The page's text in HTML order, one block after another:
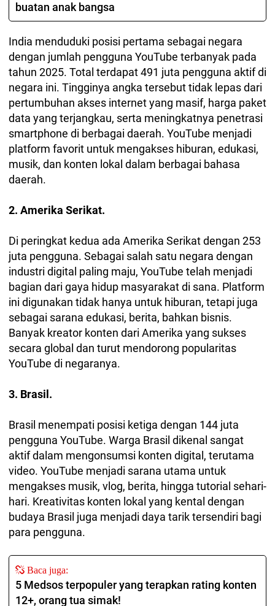
buatan anak bangsa
India menduduki posisi pertama sebagai negara
dengan jumlah pengguna YouTube terbanyak pada
tahun 2025. Total terdapat 491 juta pengguna aktif di
negara ini. Tingginya angka tersebut tidak lepas dari
pertumbuhan akses internet yang masif, harga paket
data yang terjangkau, serta meningkatnya penetrasi
smartphone di berbagai daerah. YouTube menjadi
platform favorit untuk mengakses hiburan, edukasi,
musik, dan konten lokal dalam berbagai bahasa
daerah.
2. Amerika Serikat.
Di peringkat kedua ada Amerika Serikat dengan 253
juta pengguna. Sebagai salah satu negara dengan
industri digital paling maju, YouTube telah menjadi
bagian dari gaya hidup masyarakat di sana. Platform
ini digunakan tidak hanya untuk hiburan, tetapi juga
sebagai sarana edukasi, berita, bahkan bisnis.
Banyak kreator konten dari Amerika yang sukses
secara global dan turut mendorong popularitas
YouTube di negaranya.
3. Brasil.
Brasil menempati posisi ketiga dengan 144 juta
pengguna YouTube. Warga Brasil dikenal sangat
aktif dalam mengonsumsi konten digital, terutama
video. YouTube menjadi sarana utama untuk
mengakses musik, vlog, berita, hingga tutorial sehari-
hari. Kreativitas konten lokal yang kental dengan
budaya Brasil juga menjadi daya tarik tersendiri bagi
para pengguna.
Baca juga:
5 Medsos terpopuler yang terapkan rating konten
12+, orang tua simak!